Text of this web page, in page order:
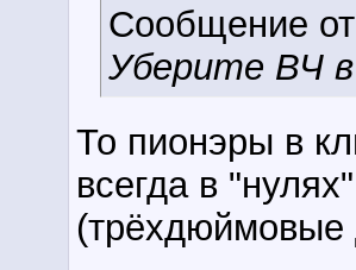
Сообщение
Уберите ВЧ в
То пионэры в
всегда в
(трёхдюймовые